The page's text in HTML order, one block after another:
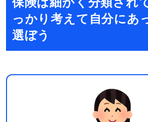
っかり考えて自分にあ
選ぼう